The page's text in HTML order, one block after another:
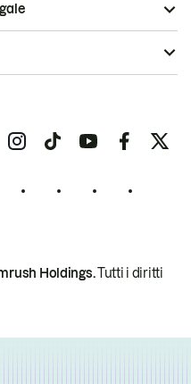
Holdings.Tutti i diritti